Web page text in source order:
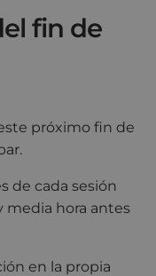
fin de
próximo fin de
de cada sesión
media hora antes
en la propia